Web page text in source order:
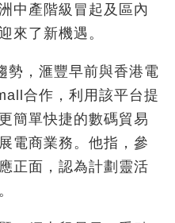
中產階級冒起及區內
來了新機遇。
勢，滙豐早前與香港電
合作，利用該平台提
簡單快捷的數碼貿易
電商業務。他指，參
正面，認為計劃靈活